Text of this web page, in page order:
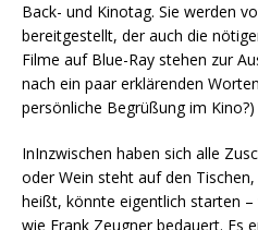
Back- und Kinotag. Sie werden
bereitgestellt, der auch die
Filme auf Blue-Ray stehen zur
nach ein paar erklärenden
persönliche Begrüßung im
InInzwischen haben sich alle
oder Wein steht auf den
heißt, könnte eigentlich starten
wie Frank Zeugner bedauert. Es